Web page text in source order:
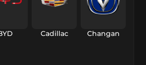
Cadillac Changan